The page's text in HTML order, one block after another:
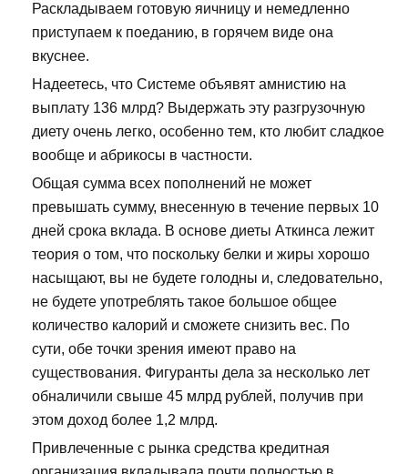
Раскладываем готовую яичницу и немедленно
приступаем к поеданию, в горячем виде она
вкуснее.
Надеетесь, что Системе объявят амнистию на
выплату 136 млрд? Выдержать эту разгрузочную
диету очень легко, особенно тем, кто любит сладкое
вообще и абрикосы в частности.
Общая сумма всех пополнений не может
превышать сумму, внесенную в течение первых 10
дней срока вклада. В основе диеты Аткинса лежит
теория о том, что поскольку белки и жиры хорошо
насыщают, вы не будете голодны и, следовательно,
не будете употреблять такое большое общее
количество калорий и сможете снизить вес. По
сути, обе точки зрения имеют право на
существования. Фигуранты дела за несколько лет
обналичили свыше 45 млрд рублей, получив при
этом доход более 1,2 млрд.
Привлеченные с рынка средства кредитная